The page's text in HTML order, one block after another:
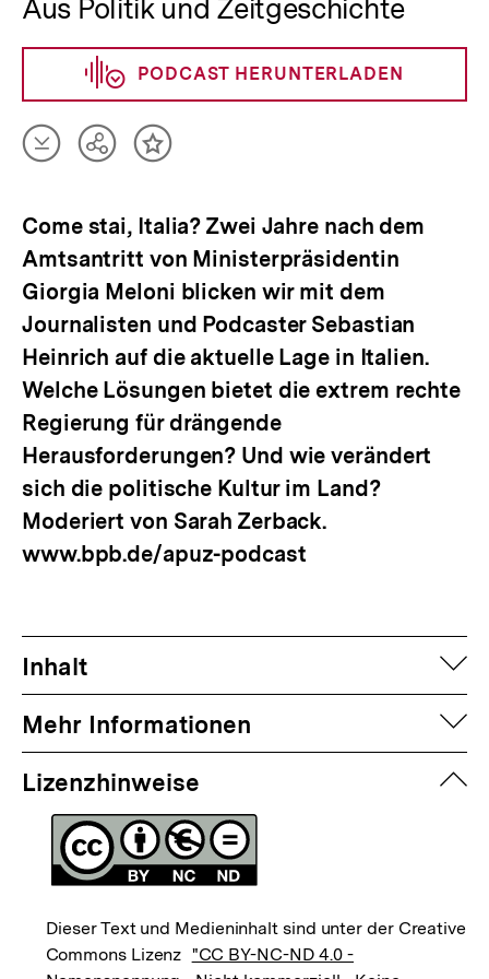
Aus Politik und Zeitgeschichte
PODCAST HERUNTERLADEN
Artikel
herunterladen
TeilenInhalt
Come stai, Italia? Zwei Jahre nach dem
Amtsantritt von Ministerpräsidentin
Giorgia Meloni blicken wir mit dem
Journalisten und Podcaster Sebastian
Heinrich auf die aktuelle Lage in Italien.
Welche Lösungen bietet die extrem rechte
Regierung für drängende
Herausforderungen? Und wie verändert
sich die politische Kultur im Land?
Moderiert von Sarah Zerback.
www.bpb.de/apuz-podcast
Inhalt
Mehr Informationen
Lizenzhinweise
Dieser Text und Medieninhalt sind unter der Creative
Commons Lizenz "CC BY-NC-ND 4.0 -